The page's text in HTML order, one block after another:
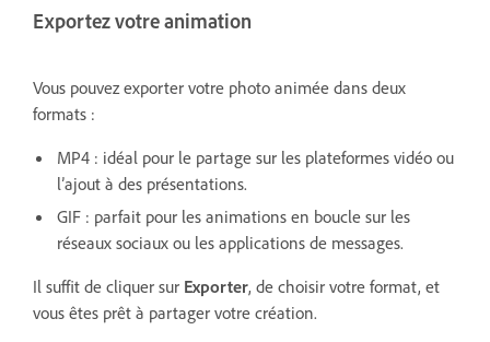
Exportez votre animation
Vous pouvez exporter votre photo animée dans deux
formats :
MP4 : idéal pour le partage sur les plateformes vidéo ou
l’ajout à des présentations.
GIF : parfait pour les animations en boucle sur les
réseaux sociaux ou les applications de messages.
Il suffit de cliquer sur Exporter, de choisir votre format, et
vous êtes prêt à partager votre création.